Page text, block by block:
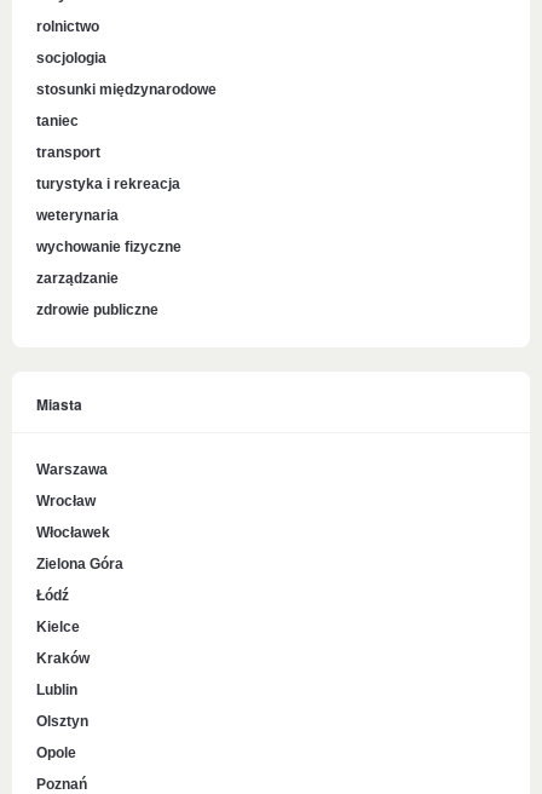
rolnictwo
socjologia
stosunki międzynarodowe
taniec
transport
turystyka i rekreacja
weterynaria
wychowanie fizyczne
zarządzanie
zdrowie publiczne
Miasta
Warszawa
Wrocław
Włocławek
Zielona Góra
Łódź
Kielce
Kraków
Lublin
Olsztyn
Opole
Poznań